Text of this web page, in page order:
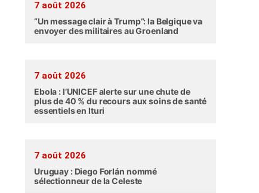
7 août 2026
“Un message clair à Trump”: la Belgique va
envoyer des militaires au Groenland
7 août 2026
Ebola : l’UNICEF alerte sur une chute de
plus de 40 % du recours aux soins de santé
essentiels en Ituri
7 août 2026
Uruguay : Diego Forlán nommé
sélectionneur de la Celeste